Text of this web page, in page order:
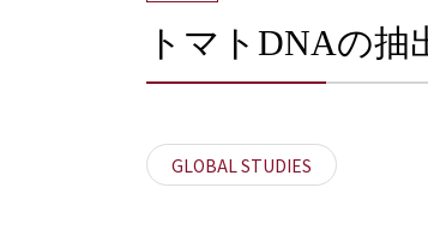
トマトDNAの抽
GLOBAL STUDIES